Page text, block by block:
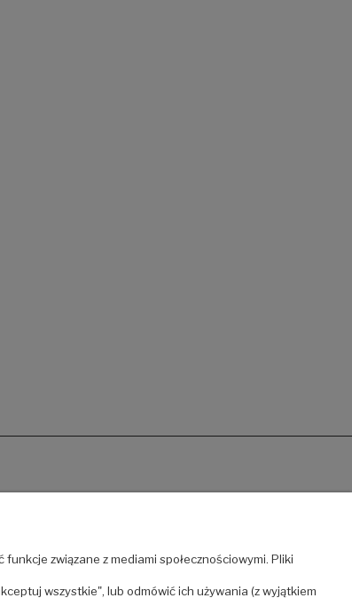
Twoje zamówienia
Ustawienia konta
związane z mediami społecznościowymi. Pliki
wszystkie", lub odmówić ich używania (z wyjątkiem